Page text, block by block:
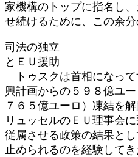
家機構のトップに指名し
せ続けるために、この余分
司法の独立
とＥＵ援助
トゥスクは首相になって
興計画からの５９８億ユ
７６５億ユーロ）凍結を
リュッセルのＥＵ理事会
従属させる政策の結果と
止められるのを経験して